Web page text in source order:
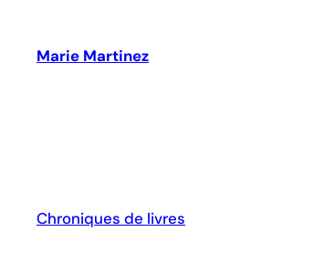
contenu
Marie Martinez
Chroniques de livres